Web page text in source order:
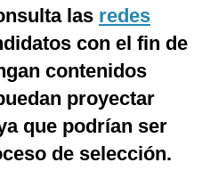
las redes
con el fin de
contenidos
proyectar
que podrían ser
de selección.